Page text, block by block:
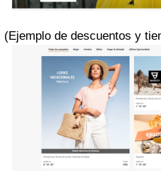
(Ejemplo de descuentos y